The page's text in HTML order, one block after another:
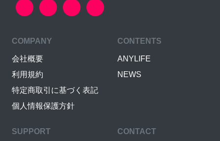
COMPANY
会社概要
利用規約
特定商取引に基づく表記
個人情報保護方針
CONTENTS
ANYLIFE
NEWS
SUPPORT CONTACT